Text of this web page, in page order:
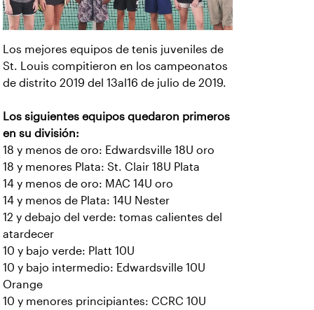
Los mejores equipos de tenis juveniles de
St. Louis compitieron en los campeonatos
de distrito 2019 del 13al16 de julio de 2019.
Los siguientes equipos quedaron primeros
en su división:
18 y menos de oro: Edwardsville 18U oro
18 y menores Plata: St. Clair 18U Plata
14 y menos de oro: MAC 14U oro
14 y menos de Plata: 14U Nester
12 y debajo del verde: tomas calientes del
atardecer
10 y bajo verde: Platt 10U
10 y bajo intermedio: Edwardsville 10U
Orange
10 y menores principiantes: CCRC 10U